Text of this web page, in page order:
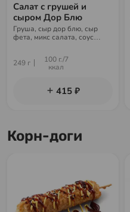
Салат с грушей и
сыром Дор Блю
Груша, сыр дор блю, сыр
фета, микс салата, соус
249 г
100 г./7
ккал
415 ₽
Корн-доги